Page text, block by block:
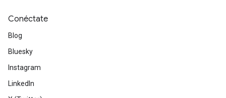
Conéctate
Blog
Bluesky
Instagram
LinkedIn